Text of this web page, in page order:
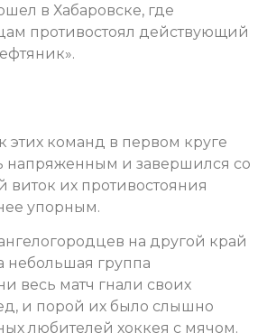
в Хабаровске, где
противостоял действующий
команд в первом круге
напряженным и завершился со
виток их противостояния
упорным.
на другой край
небольшая группа
весь матч гнали своих
и порой их было слышно
любителей хоккея с мячом.